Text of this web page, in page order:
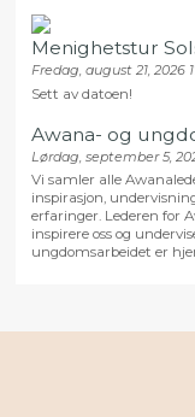
Menighetstur
Fredag, august 21, 2026
Sett av datoen!
Awana- og
Lørdag, september 5,
Vi samler alle
inspirasjon,
erfaringer. Lederen for
inspirere oss og
ungdomsarbeidet er